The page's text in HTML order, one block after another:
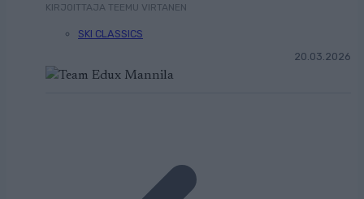
KIRJOITTAJA TEEMU VIRTANEN
SKI CLASSICS
20.03.2026